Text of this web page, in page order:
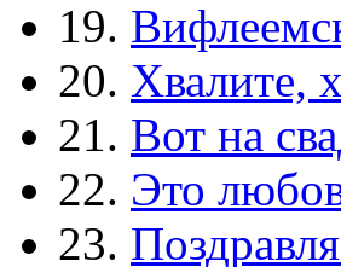
19.
20. Хвалите,
21. Вот на
22. Это
23.